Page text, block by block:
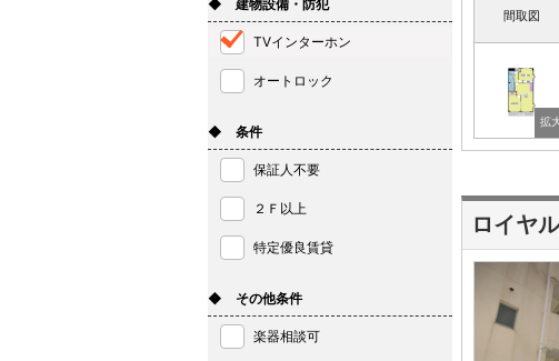
間取図
ロイヤ
◆ 建物設備・防犯
TVインターホン
オートロック
◆ 条件
保証人不要
２Ｆ以上
特定優良賃貸
◆ その他条件
楽器相談可